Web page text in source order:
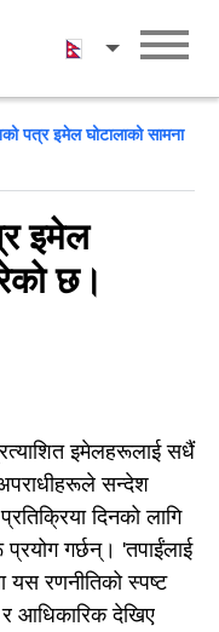
नेपाली
पत्र इमेल घोटालाको सामना
इमेल
छ।
इमेलहरूलाई सधैं
अपराधीहरूले सन्देश
दिनको लागि
गर्छन्। 'तपाईंलाई
यस रणनीतिको स्पष्ट
आधिकारिक देखिए